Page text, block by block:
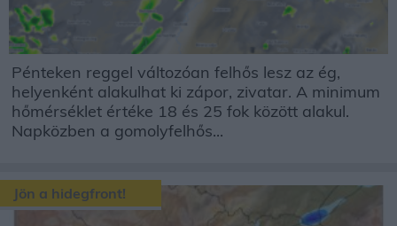
Pénteken reggel változóan felhős lesz az ég,
helyenként alakulhat ki zápor, zivatar. A minimum
hőmérséklet értéke 18 és 25 fok között alakul.
Napközben a gomolyfelhős...
Jön a hidegfront!